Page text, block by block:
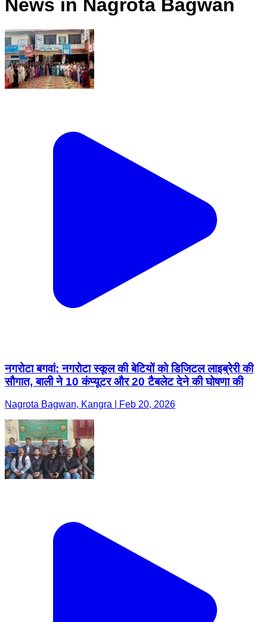
News in Nagrota Bagwan
नगरोटा बगवां: नगरोटा स्कूल की बेटियों को डिजिटल लाइब्रेरी की
सौगात, बाली ने 10 कंप्यूटर और 20 टैबलेट देने की घोषणा की
Nagrota Bagwan, Kangra | Feb 20, 2026